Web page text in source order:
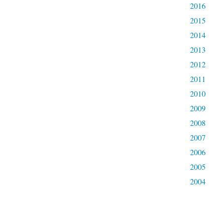
2016
2015
2014
2013
2012
2011
2010
2009
2008
2007
2006
2005
2004